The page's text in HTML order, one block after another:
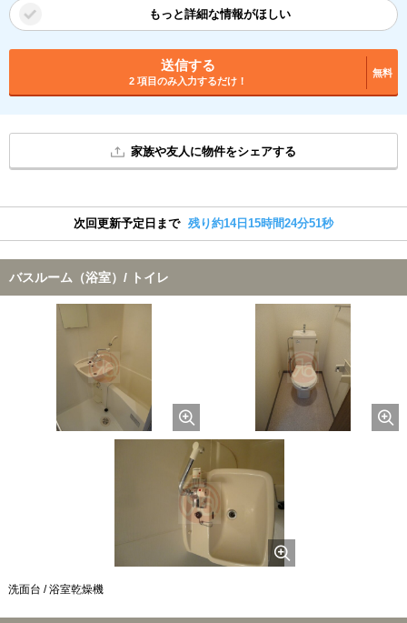
もっと詳細な情報がほしい
送信する
2 項目のみ入力するだけ！
無料
家族や友人に物件をシェアする
次回更新予定日まで 残り約14日15時間24分50秒
バスルーム（浴室）/ トイレ
洗面台 / 浴室乾燥機